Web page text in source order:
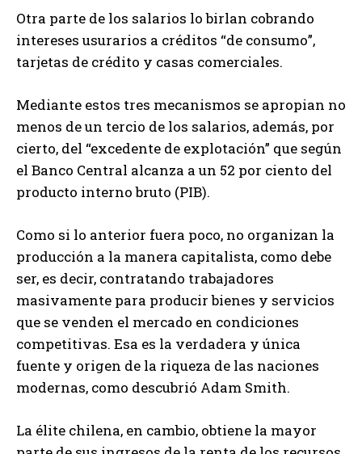
Otra parte de los salarios lo birlan cobrando
intereses usurarios a créditos “de consumo”,
tarjetas de crédito y casas comerciales.
Mediante estos tres mecanismos se apropian no
menos de un tercio de los salarios, además, por
cierto, del “excedente de explotación” que según
el Banco Central alcanza a un 52 por ciento del
producto interno bruto (PIB).
Como si lo anterior fuera poco, no organizan la
producción a la manera capitalista, como debe
ser, es decir, contratando trabajadores
masivamente para producir bienes y servicios
que se venden el mercado en condiciones
competitivas. Esa es la verdadera y única
fuente y origen de la riqueza de las naciones
modernas, como descubrió Adam Smith.
La élite chilena, en cambio, obtiene la mayor